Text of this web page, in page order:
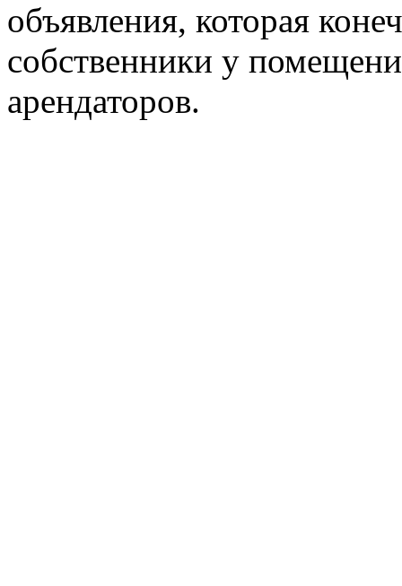
объявления, которая
собственники у
арендаторов.